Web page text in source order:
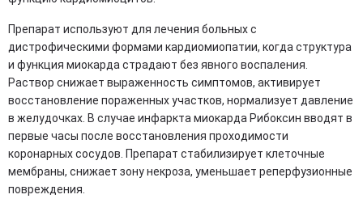
Препарат используют для лечения больных с
дистрофическими формами кардиомиопатии, когда структура
и функция миокарда страдают без явного воспаления.
Раствор снижает выраженность симптомов, активирует
восстановление пораженных участков, нормализует давление
в желудочках. В случае инфаркта миокарда Рибоксин вводят в
первые часы после восстановления проходимости
коронарных сосудов. Препарат стабилизирует клеточные
мембраны, снижает зону некроза, уменьшает реперфузионные
повреждения.